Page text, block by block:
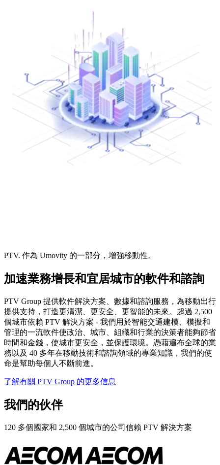
PTV. 作為 Umovity 的一部分，增強移動性。
加速業務增長和宜居城市的軟件和諮詢
PTV Group 提供軟件解決方案、數據和諮詢服務，為移動出行
提供支持，打造更清潔、更安全、更智能的未來。超過 2,500
個城市依賴 PTV 解決方案 - 我們用於智能交通建模、模擬和
管理的一流軟件使政治、城市、組織和行業的決策者能夠節省
時間和金錢，使城市更安全，並保護環境。憑藉遍布全球的業
務以及 40 多年在移動技術和諮詢領域的專業知識，我們的使
命是幫助每個人不斷前進。
了解有關 PTV Group 的更多信息
我們的伙伴
120 多個國家和 2,500 個城市的公司信賴 PTV 解決方案